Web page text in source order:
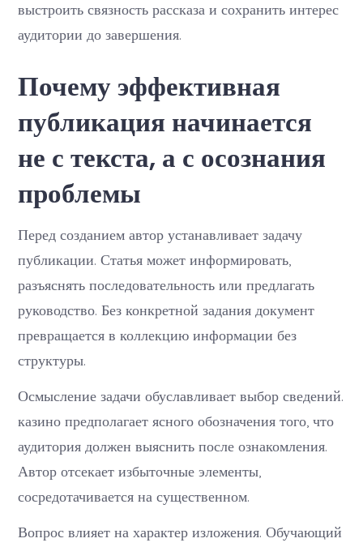
выстроить связность рассказа и сохранить интерес
аудитории до завершения.
Почему эффективная
публикация начинается
не с текста, а с осознания
проблемы
Перед созданием автор устанавливает задачу
публикации. Статья может информировать,
разъяснять последовательность или предлагать
руководство. Без конкретной задания документ
превращается в коллекцию информации без
структуры.
Осмысление задачи обуславливает выбор сведений.
казино предполагает ясного обозначения того, что
аудитория должен выяснить после ознакомления.
Автор отсекает избыточные элементы,
сосредотачивается на существенном.
Вопрос влияет на характер изложения. Обучающий